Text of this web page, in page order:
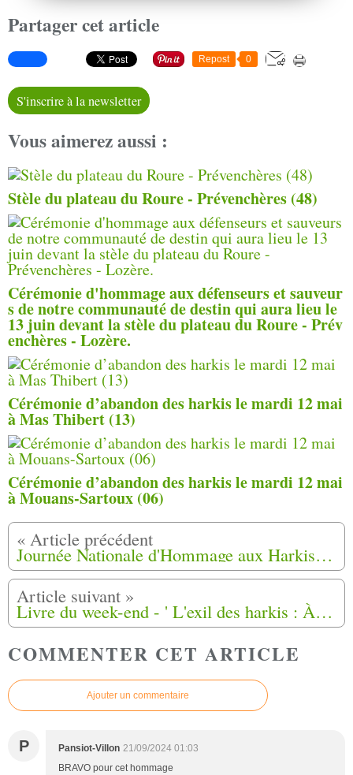
Partager cet article
Repost 0
S'inscrire à la newsletter
Vous aimerez aussi :
Stèle du plateau du Roure - Prévenchères (48)
Cérémonie d'hommage aux défenseurs et sauveur
s de notre communauté de destin qui aura lieu le
13 juin devant la stèle du plateau du Roure - Prév
enchères - Lozère.
Cérémonie d’abandon des harkis le mardi 12 mai
à Mas Thibert (13)
Cérémonie d’abandon des harkis le mardi 12 mai
à Mouans-Sartoux (06)
Journée Nationale d'Hommage aux Harkis le Mercredi 25 septembre 2024 à Saint Martin de Crau, Mas Thibert (13)
Livre du week-end - ' L'exil des harkis : À travers l'approche psychanalytique' de Mahidine Bouchaaba
COMMENTER CET ARTICLE
Ajouter un commentaire
P Pansiot-Villon 21/09/2024 01:03
BRAVO pour cet hommage